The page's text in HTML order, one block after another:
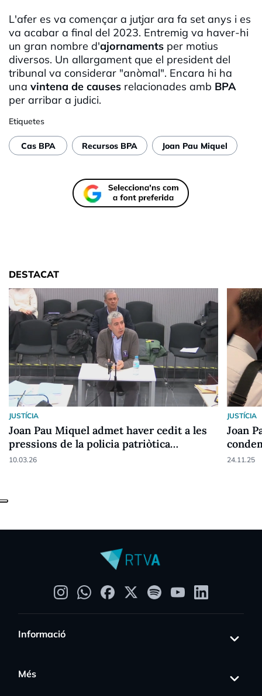
L'afer es va començar a jutjar ara fa set anys i es
va acabar a final del 2023. Entremig va haver-hi
un gran nombre d'ajornaments per motius
diversos. Un allargament que el president del
tribunal va considerar "anòmal". Encara hi ha
una vintena de causes relacionades amb BPA
per arribar a judici.
Etiquetes
Cas BPA Recursos BPA Joan Pau Miquel
DESTACAT
JUSTÍCIA
Joan Pau Miquel admet haver cedit a les
pressions de la policia patriòtica
espanyola
10.03.26
JUSTÍCIA
Joan
24.11.25
Informació
Més